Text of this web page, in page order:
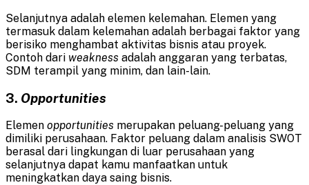
Selanjutnya adalah elemen kelemahan. Elemen yang
termasuk dalam kelemahan adalah berbagai faktor yang
berisiko menghambat aktivitas bisnis atau proyek.
Contoh dari weakness adalah anggaran yang terbatas,
SDM terampil yang minim, dan lain-lain.
3. Opportunities
Elemen opportunities merupakan peluang-peluang yang
dimiliki perusahaan. Faktor peluang dalam analisis SWOT
berasal dari lingkungan di luar perusahaan yang
selanjutnya dapat kamu manfaatkan untuk
meningkatkan daya saing bisnis.